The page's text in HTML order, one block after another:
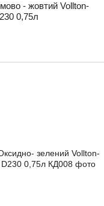
- жовтий Vollton-
0,75л